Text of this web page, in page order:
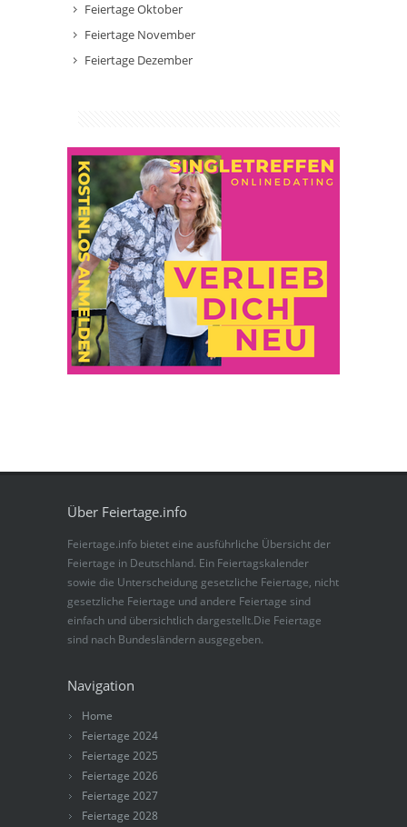
Feiertage Oktober
Feiertage November
Feiertage Dezember
Über Feiertage.info
Feiertage.info bietet eine ausführliche Übersicht der
Feiertage in Deutschland. Ein Feiertagskalender
sowie die Unterscheidung gesetzliche Feiertage, nicht
gesetzliche Feiertage und andere Feiertage sind
einfach und übersichtlich dargestellt.Die Feiertage
sind nach Bundesländern ausgegeben.
Navigation
Home
Feiertage 2024
Feiertage 2025
Feiertage 2026
Feiertage 2027
Feiertage 2028